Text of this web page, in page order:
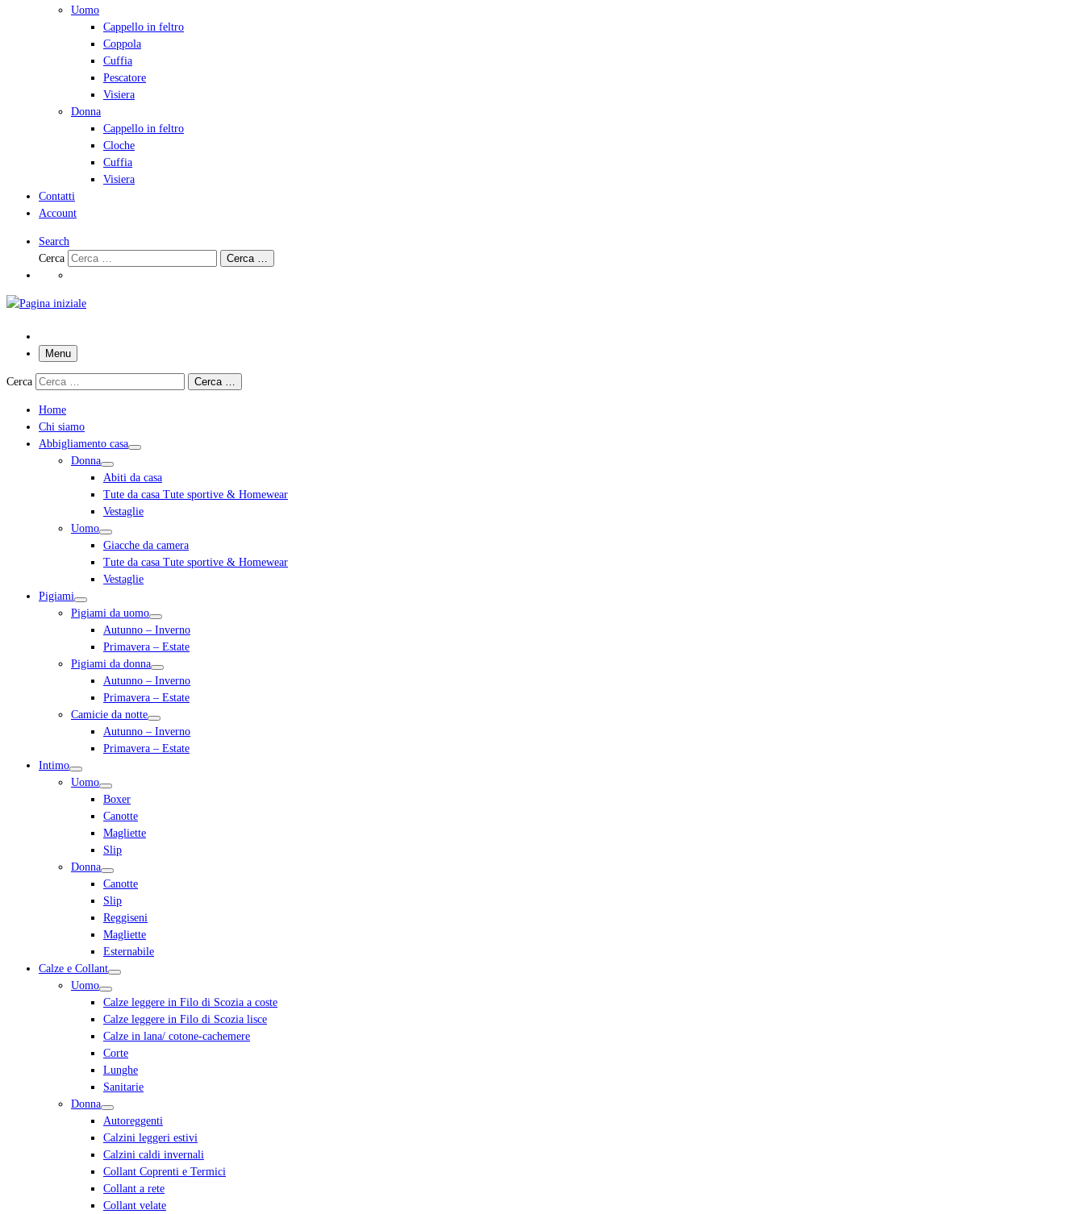
Uomo
Cappello in feltro
Coppola
Cuffia
Pescatore
Visiera
Donna
Cappello in feltro
Cloche
Cuffia
Visiera
Contatti
Account
Search
Cerca
Cerca …
Menu
Cerca Cerca …
Home
Chi siamo
Abbigliamento casa
Donna
Abiti da casa
Tute da casa Tute sportive & Homewear
Vestaglie
Uomo
Giacche da camera
Tute da casa Tute sportive & Homewear
Vestaglie
Pigiami
Pigiami da uomo
Autunno – Inverno
Primavera – Estate
Pigiami da donna
Autunno – Inverno
Primavera – Estate
Camicie da notte
Autunno – Inverno
Primavera – Estate
Intimo
Uomo
Boxer
Canotte
Magliette
Slip
Donna
Canotte
Slip
Reggiseni
Magliette
Esternabile
Calze e Collant
Uomo
Calze leggere in Filo di Scozia a coste
Calze leggere in Filo di Scozia lisce
Calze in lana/ cotone-cachemere
Corte
Lunghe
Sanitarie
Donna
Autoreggenti
Calzini leggeri estivi
Calzini caldi invernali
Collant Coprenti e Termici
Collant a rete
Collant velate